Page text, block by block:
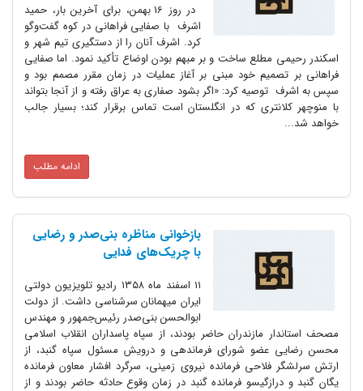
در روز 16 بهمن، ‌برای آخرین بار، حمید
اشرف با صفایی فراهانی در کوه گفت‌وگو
کرد. اشرف آنان را از دستگیری تیم شهر و
اسکندر رحیمی مطلع ساخت و بر مبهم بودن اوضاع تأکید نمود. اما صفایی
فراهانی بر تصمیم خود مبنی بر آغاز عملیات در زمان مقرر مصمم بود و
سپس به اشرف توصیه کرد: «اگر بشود صفاری به عراق رفته و از آنجا بتواند
با منوچهر کلانتری که در انگلستان است تماس برقرار کند؛ بسیار جالب
خواهد شد...
ادامه مطلب
بازخوانی مناظره بنی‌صدر و رضایی
با چریک‌های فدایی
۱۱ اسفند ماه ۱۳۵۸ رادیو تلویزیون دولتی
ایران میهمانان سرشناسی داشت. از دولت
ابوالحسن بنی‌صدر رئیس‌جمهور و مهندس
مصحف استاندار مازندران حاضر بودند، از سپاه پاسداران انقلاب اسلامی
محسن رضایی عضو شورای فرماندهی و درویش مسئول سپاه گنبد، از
ارتش سرلشگر فلاحی فرمانده نیروی زمینی، سرگرد افشار معاون فرمانده
یگان گنبد و درازگیسو فرمانده گنبد در زمان وقوع حادثه حاضر بودند و از